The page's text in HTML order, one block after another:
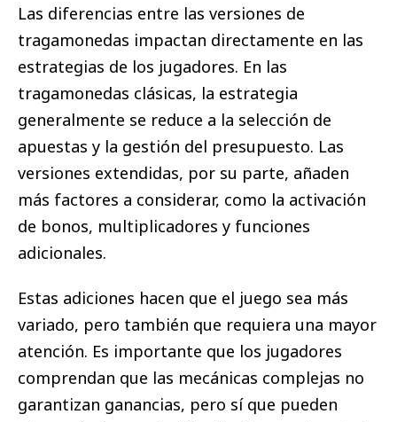
Las diferencias entre las versiones de
tragamonedas impactan directamente en las
estrategias de los jugadores. En las
tragamonedas clásicas, la estrategia
generalmente se reduce a la selección de
apuestas y la gestión del presupuesto. Las
versiones extendidas, por su parte, añaden
más factores a considerar, como la activación
de bonos, multiplicadores y funciones
adicionales.
Estas adiciones hacen que el juego sea más
variado, pero también que requiera una mayor
atención. Es importante que los jugadores
comprendan que las mecánicas complejas no
garantizan ganancias, pero sí que pueden